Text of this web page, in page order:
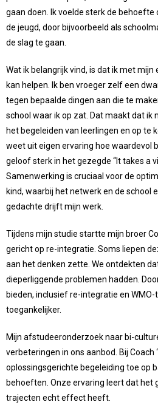
gaan doen. Ik voelde sterk de
de jeugd, door bijvoorbeeld als
de slag te gaan.
Wat ik belangrijk vind, is dat ik met
kan helpen. Ik ben vroeger zelf een
tegen bepaalde dingen aan die te
school waar ik op zat. Dat maakt dat ik
het begeleiden van leerlingen en op te
weet uit eigen ervaring hoe waardevol
geloof sterk in het gezegde “It takes a
Samenwerking is cruciaal voor de
kind, waarbij het netwerk en de school
gedachte drijft mijn werk.
Tijdens mijn studie startte mijn broer
gericht op re-integratie. Soms liepen
aan het denken zette. We ontdekten
dieperliggende problemen hadden.
bieden, inclusief re-integratie en
toegankelijker.
Mijn afstudeeronderzoek naar bi-
verbeteringen in ons aanbod. Bij Coach
oplossingsgerichte begeleiding toe op
behoeften. Onze ervaring leert dat het
trajecten echt effect heeft.